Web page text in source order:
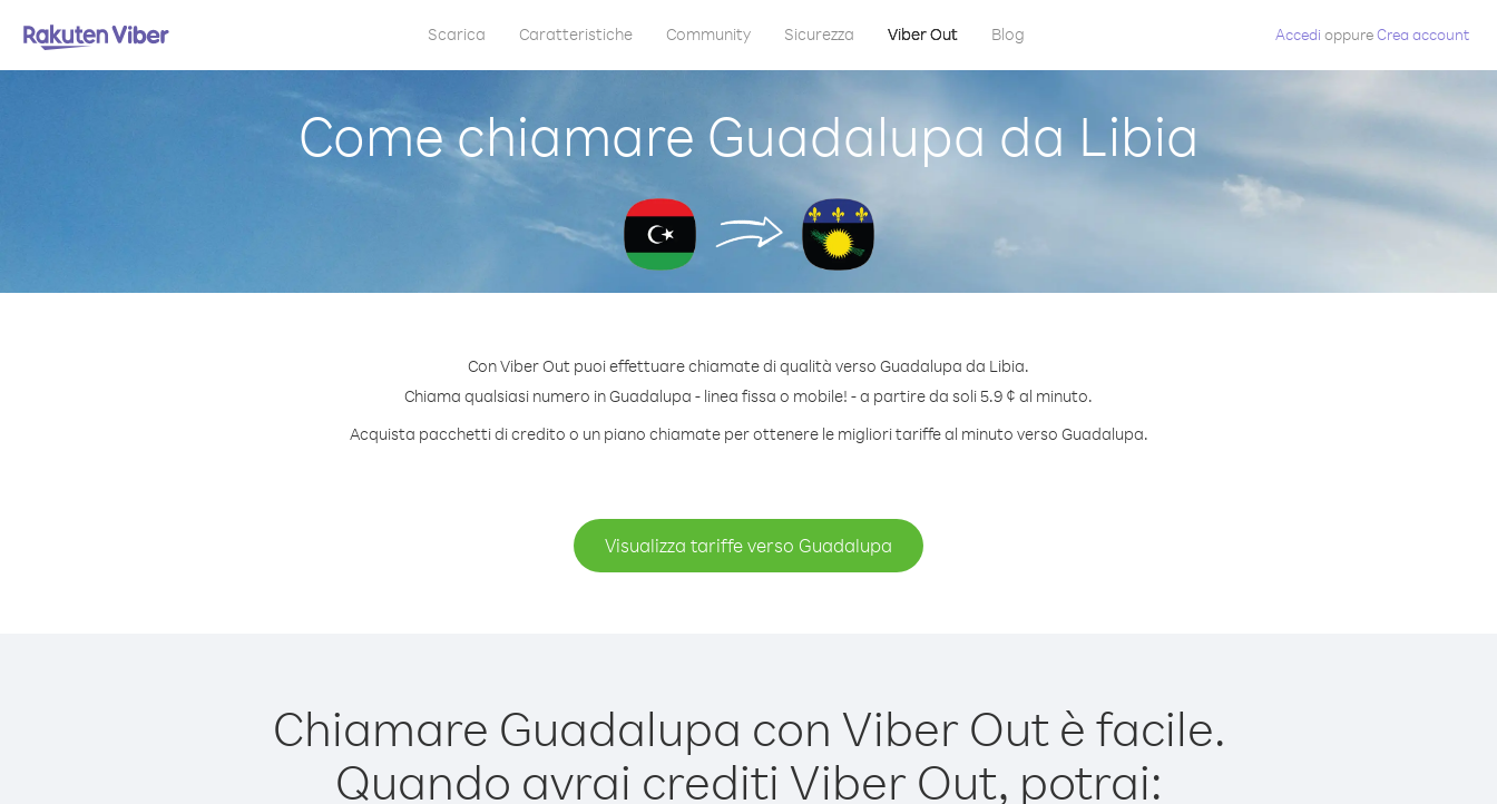
Scarica Caratteristiche Community Sicurezza Viber Out Blog Accedi oppureCrea account
Come chiamare Guadalupa da Libia
Con Viber Out puoi effettuare chiamate di qualità verso Guadalupa da Libia.
Chiama qualsiasi numero in Guadalupa - linea fissa o mobile! - a partire da soli 5.9 ¢ al minuto.
Acquista pacchetti di credito o un piano chiamate per ottenere le migliori tariffe al minuto verso Guadalupa.
Visualizza tariffe verso Guadalupa
Chiamare Guadalupa con Viber Out è facile.
Quando avrai crediti Viber Out, potrai: